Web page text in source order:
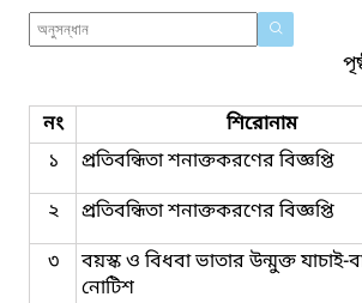
নং শিরোনাম
১
প্রতিবন্ধিতা শনাক্তকরণের বিজ্ঞপ্তি
২
প্রতিবন্ধিতা শনাক্তকরণের বিজ্ঞপ্তি
৩
বয়স্ক ও বিধবা ভাতার উন্মুক্ত যাচাই-
নোটিশ